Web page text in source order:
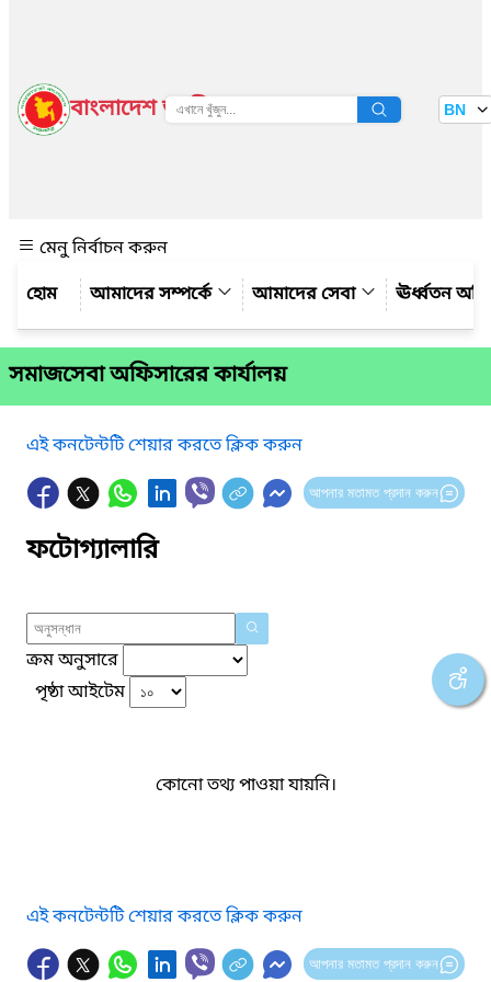
বাংলাদেশ জাতীয় তথ্য বাতায়ন BN
মেনু নির্বাচন করুন
আমাদের সম্পর্কে
আমাদের সেবা ঊর্ধ্বতন
সমাজসেবা অফিসারের কার্যালয়
এই কনটেন্টটি শেয়ার করতে ক্লিক করুন
আপনার মতামত প্রদান করুন
ফটোগ্যালারি
ক্রম অনুসারে
পৃষ্ঠা আইটেম
কোনো তথ্য পাওয়া যায়নি।
এই কনটেন্টটি শেয়ার করতে ক্লিক করুন
আপনার মতামত প্রদান করুন